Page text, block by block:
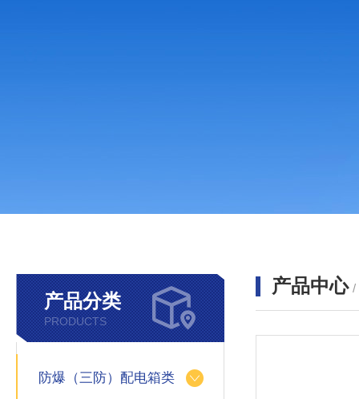
产品分类
PRODUCTS
防爆（三防）配电箱类
产品中心 /